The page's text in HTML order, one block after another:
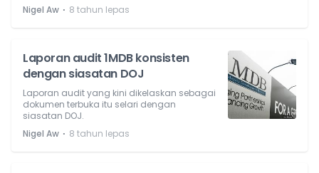
Nigel Aw ⋅ 8 tahun lepas
Laporan audit 1MDB konsisten
dengan siasatan DOJ
Laporan audit yang kini dikelaskan sebagai
dokumen terbuka itu selari dengan
siasatan DOJ.
Nigel Aw ⋅ 8 tahun lepas